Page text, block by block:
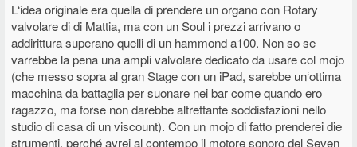
L‘idea originale era quella di prendere un organo con Rotary
valvolare di di Mattia, ma con un Soul i prezzi arrivano o
addirittura superano quelli di un hammond a100. Non so se
varrebbe la pena una ampli valvolare dedicato da usare col mojo
(che messo sopra al gran Stage con un iPad, sarebbe un‘ottima
macchina da battaglia per suonare nei bar come quando ero
ragazzo, ma forse non darebbe altrettante soddisfazioni nello
studio di casa di un viscount). Con un mojo di fatto prenderei die
strumenti, perché avrei al contempo il motore sonoro del Seven